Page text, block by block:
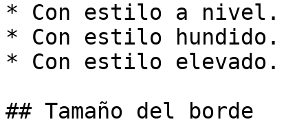
* Con estilo a nivel.
* Con estilo hundido.
* Con estilo elevado.
## Tamaño del borde